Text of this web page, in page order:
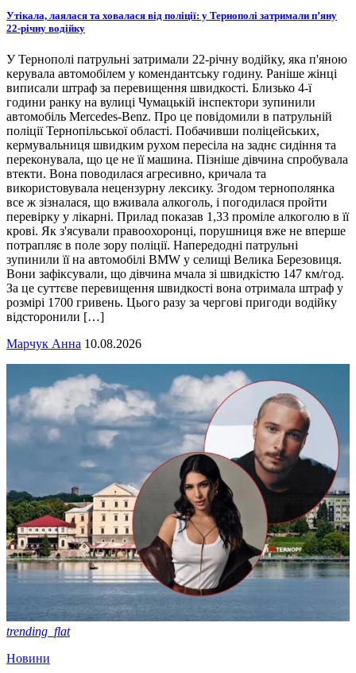
Утікала, лаялася та ховалася від поліції: у Тернополі затримали п’яну
22-річну водійку
У Тернополі патрульні затримали 22-річну водійку, яка п'яною
керувала автомобілем у комендантську годину. Раніше жінці
виписали штраф за перевищення швидкості. Близько 4-ї
години ранку на вулиці Чумацькій інспектори зупинили
автомобіль Mercedes-Benz. Про це повідомили в патрульній
поліції Тернопільської області. Побачивши поліцейських,
кермувальниця швидким рухом пересіла на заднє сидіння та
переконувала, що це не її машина. Пізніше дівчина спробувала
втекти. Вона поводилася агресивно, кричала та
використовувала нецензурну лексику. Згодом тернополянка
все ж зізналася, що вживала алкоголь, і погодилася пройти
перевірку у лікарні. Прилад показав 1,33 проміле алкоголю в її
крові. Як з'ясували правоохоронці, порушниця вже не вперше
потрапляє в поле зору поліції. Напередодні патрульні
зупинили її на автомобілі BMW у селищі Велика Березовиця.
Вони зафіксували, що дівчина мчала зі швидкістю 147 км/год.
За це суттєве перевищення швидкості вона отримала штраф у
розмірі 1700 гривень. Цього разу за чергові пригоди водійку
відсторонили […]
Марчук Анна 10.08.2026
trending_flat
Новини